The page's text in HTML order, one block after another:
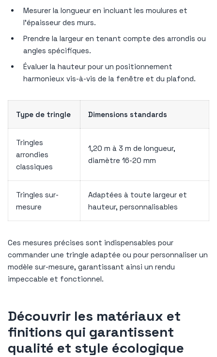
Mesurer la longueur en incluant les moulures et
l’épaisseur des murs.
Prendre la largeur en tenant compte des arrondis ou
angles spécifiques.
Évaluer la hauteur pour un positionnement
harmonieux vis-à-vis de la fenêtre et du plafond.
Type de tringle Dimensions standards
Tringles
arrondies
classiques
1,20 m à 3 m de longueur,
diamètre 16-20 mm
Tringles sur-
mesure
Adaptées à toute largeur et
hauteur, personnalisables
Ces mesures précises sont indispensables pour
commander une tringle adaptée ou pour personnaliser un
modèle sur-mesure, garantissant ainsi un rendu
impeccable et fonctionnel.
Découvrir les matériaux et
finitions qui garantissent
qualité et style écologique